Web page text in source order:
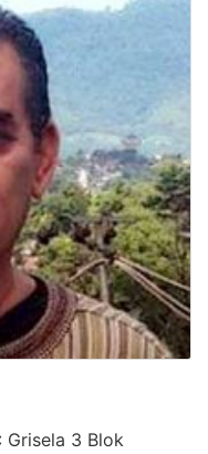
Grisela 3 Blok